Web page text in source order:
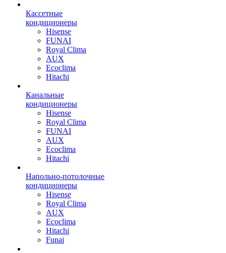
Кассетные
кондиционеры
Hisense
FUNAI
Royal Clima
AUX
Ecoclima
Hitachi
Канальные
кондиционеры
Hisense
Royal Clima
FUNAI
AUX
Ecoclima
Hitachi
Напольно-потолочные
кондиционеры
Hisense
Royal Clima
AUX
Ecoclima
Hitachi
Funai